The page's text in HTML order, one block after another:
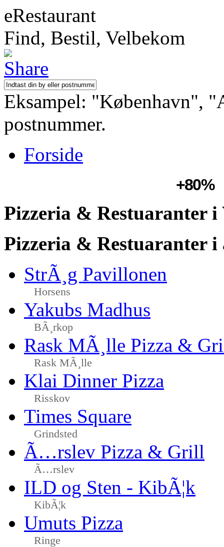
eRestaurant
Find, Bestil, Velbekom
Eksampel: "København",
postnummer.
Forside
+80%
Pizzeria & Restuaranter i
Pizzeria & Restuaranter i
StrÃ¸g Pavillonen
Horsens
Yakubs Madhus
BÃ¸rkop
Rask MÃ¸lle Pizza &
Rask MÃ¸lle
Klai Dinner Pizza
Risskov
Times Square
Grindsted
Ã…rslev Pizza & Grill
Ã…rslev
ILD og Sten - KibÃ¦k
KibÃ¦k
Umuts Pizza
Ringe